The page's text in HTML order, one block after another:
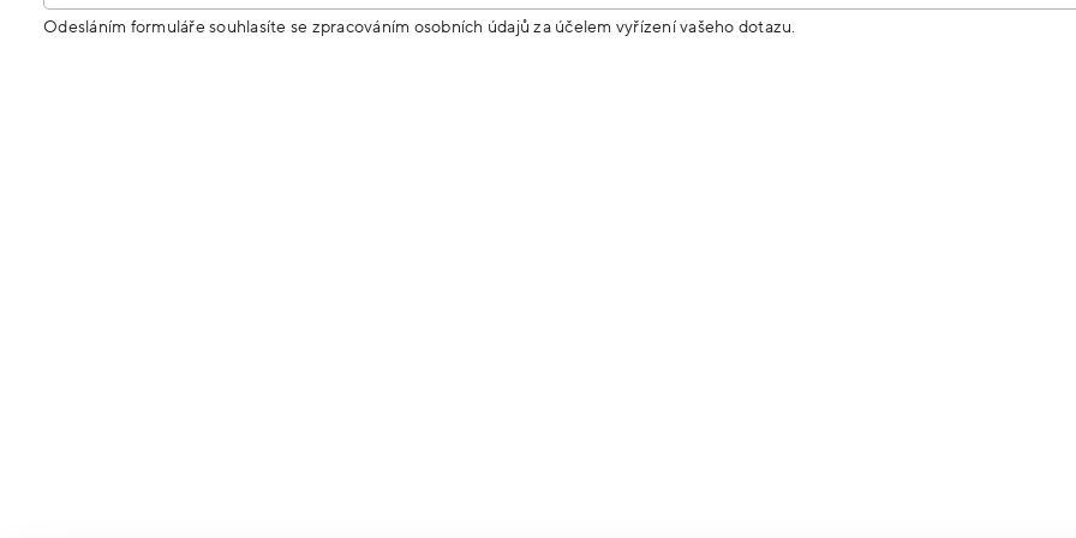
Odesláním formuláře souhlasíte se zpracováním osobních údajů za účelem vyřízení vašeho dotazu.